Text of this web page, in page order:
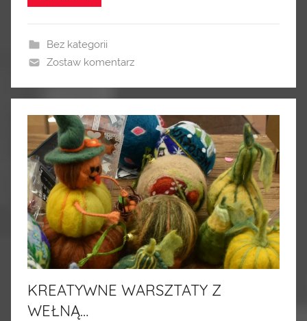
Bez kategorii
Zostaw komentarz
KREATYWNE WARSZTATY Z
WEŁNĄ…